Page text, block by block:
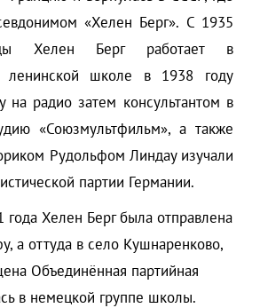
«Хелен Берг». С 1935
Хелен Берг работает в
ленинской школе в 1938 году
на радио затем консультантом в
«Союзмультфильм», а также
Рудольфом Линдау изучали
партии Германии.
Хелен Берг была отправлена
а оттуда в село Кушнаренково,
Объединённая партийная
в немецкой группе школы.